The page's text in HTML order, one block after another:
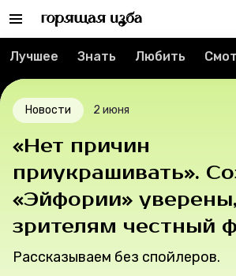
Спецпроекты
Вакансии
Контакты
О проекте
Мерч
Лучшее Знать Любить
Новости 2 июня
«Нет причин
приукрашивать».
«Эйфории»
зрителям честный
Рассказываем без спойлеров.